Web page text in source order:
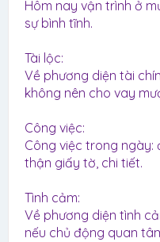
Hôm nay vận trình ở
sự bình tĩnh.
Tài lộc:
Về phương diện tài
không nên cho vay
Công việc:
Công việc trong
thận giấy tờ, chi tiết.
Tình cảm:
Về phương diện tình
nếu chủ động quan